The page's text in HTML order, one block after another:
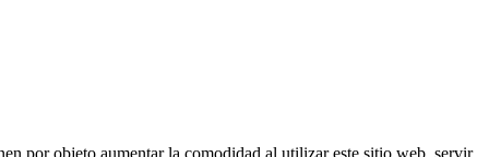
por objeto aumentar la comodidad al utilizar este sitio web, servir